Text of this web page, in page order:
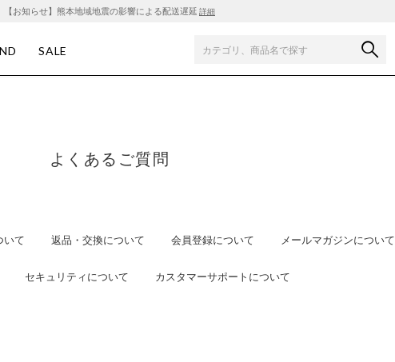
【お知らせ】熊本地域地震の影響による配送遅延 詳細
SALE
よくあるご質問
いて 返品・交換について 会員登録について メールマガジンについて
セキュリティについて カスタマーサポートについて